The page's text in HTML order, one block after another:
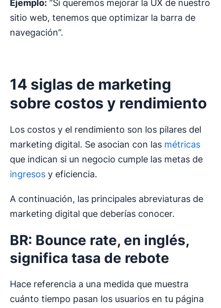
Ejemplo: “Si queremos mejorar la UX de nuestro
sitio web, tenemos que optimizar la barra de
navegación”.
14 siglas de marketing
sobre costos y rendimiento
Los costos y el rendimiento son los pilares del
marketing digital. Se asocian con las métricas
que indican si un negocio cumple las metas de
ingresos y eficiencia.
A continuación, las principales abreviaturas de
marketing digital que deberías conocer.
BR: Bounce rate, en inglés,
significa tasa de rebote
Hace referencia a una medida que muestra
cuánto tiempo pasan los usuarios en tu página